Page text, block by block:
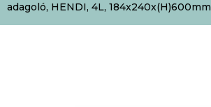
adagoló, HENDI, 4L, 184x240x(H)600mm